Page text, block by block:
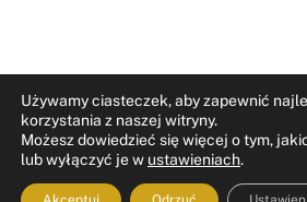
RODO Nota prawna
Używamy ciasteczek, aby zapewnić
korzystania z naszej witryny.
Możesz dowiedzieć się więcej o tym,
lub wyłączyć je w ustawieniach.